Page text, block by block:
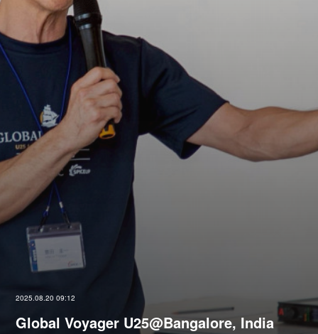
2025.08.20 09:12
Global Voyager U25@Bangalore, India